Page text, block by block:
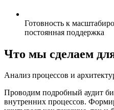
Готовность к
постоянная поддержка
Что мы сделаем
Анализ процессов и
Проводим подробный аудит
внутренних процессов.